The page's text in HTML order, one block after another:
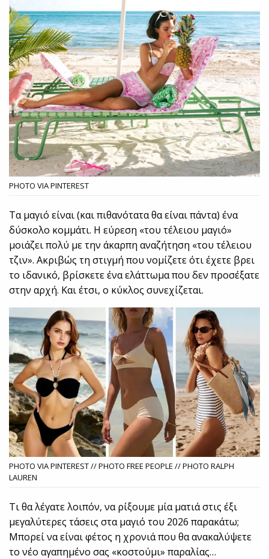
PHOTO VIA PINTEREST
Τα μαγιό είναι (και πιθανότατα θα είναι πάντα) ένα
δύσκολο κομμάτι. Η εύρεση «του τέλειου μαγιό»
μοιάζει πολύ με την άκαρπη αναζήτηση «του τέλειου
τζιν». Ακριβώς τη στιγμή που νομίζετε ότι έχετε βρει
το ιδανικό, βρίσκετε ένα ελάττωμα που δεν προσέξατε
στην αρχή. Και έτσι, ο κύκλος συνεχίζεται.
PHOTO VIA PINTEREST // PHOTO FREE PEOPLE // PHOTO RALPH
LAUREN
Τι θα λέγατε λοιπόν, να ρίξουμε μία ματιά στις έξι
μεγαλύτερες τάσεις στα μαγιό του 2026 παρακάτω;
Μπορεί να είναι φέτος η χρονιά που θα ανακαλύψετε
το νέο αγαπημένο σας «κοστούμι» παραλίας…